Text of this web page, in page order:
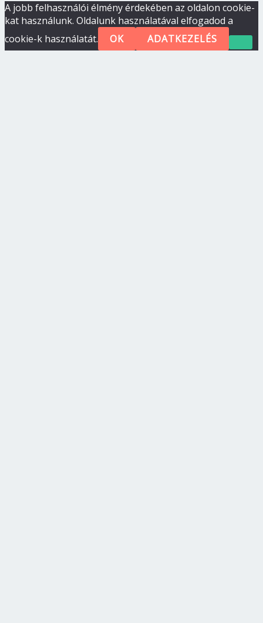
A jobb felhasználói élmény érdekében az oldalon cookie-
kat használunk. Oldalunk használatával elfogadod a
cookie-k használatát.
OK ADATKEZELÉS